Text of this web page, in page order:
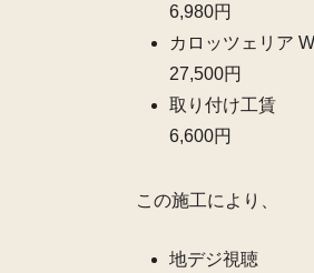
6,980円
カロッツェリア
27,500円
取り付け工賃
6,600円
この施工により、
地デジ視聴